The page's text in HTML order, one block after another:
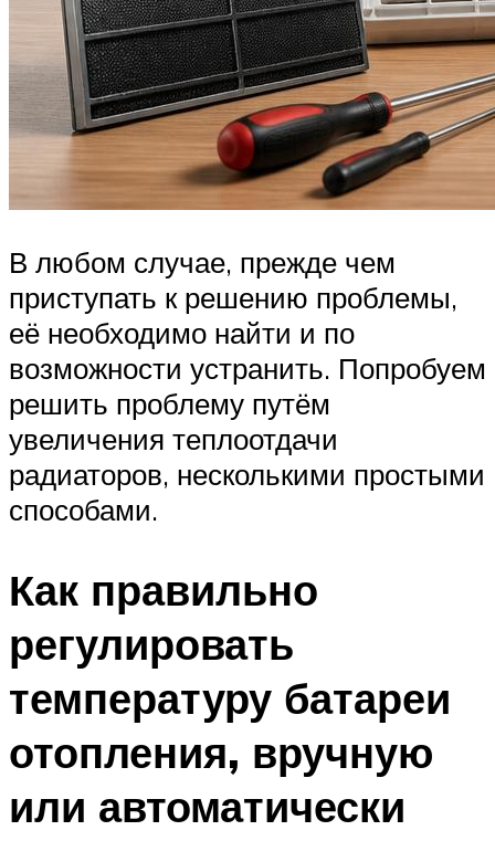
В любом случае, прежде чем
приступать к решению проблемы,
её необходимо найти и по
возможности устранить. Попробуем
решить проблему путём
увеличения теплоотдачи
радиаторов, несколькими простыми
способами.
Как правильно
регулировать
температуру батареи
отопления, вручную
или автоматически